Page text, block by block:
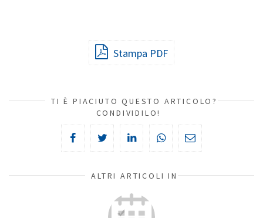
Stampa PDF
TI È PIACIUTO QUESTO ARTICOLO?
CONDIVIDILO!
ALTRI ARTICOLI IN